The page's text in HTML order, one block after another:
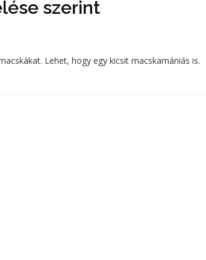
szerint
Lehet, hogy egy kicsit macskamániás is.